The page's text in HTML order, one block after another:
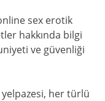
sex erotik
hakkında bilgi
ve güvenliği
her türlü